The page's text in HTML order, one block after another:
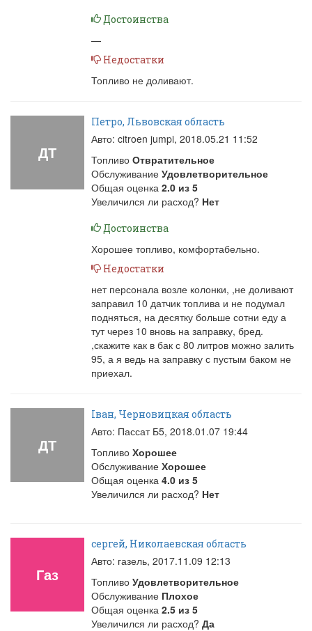
Достоинства
—
Недостатки
Топливо не доливают.
ДТ
Петро, Львовская область
Авто: citroen jumpi, 2018.05.21 11:52
Топливо Отвратительное
Обслуживание Удовлетворительное
Общая оценка 2.0 из 5
Увеличился ли расход? Нет
Достоинства
Хорошее топливо, комфортабельно.
Недостатки
нет персонала возле колонки, ,не доливают
заправил 10 датчик топлива и не подумал
подняться, на десятку больше сотни еду а
тут через 10 вновь на заправку, бред.
,скажите как в бак с 80 литров можно залить
95, а я ведь на заправку с пустым баком не
приехал.
ДТ
Іван, Черновицкая область
Авто: Пассат Б5, 2018.01.07 19:44
Топливо Хорошее
Обслуживание Хорошее
Общая оценка 4.0 из 5
Увеличился ли расход? Нет
Газ
сергей, Николаевская область
Авто: газель, 2017.11.09 12:13
Топливо Удовлетворительное
Обслуживание Плохое
Общая оценка 2.5 из 5
Увеличился ли расход? Да